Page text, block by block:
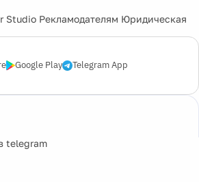
Studio Рекламодателям Юридическая
Google Play Telegram App